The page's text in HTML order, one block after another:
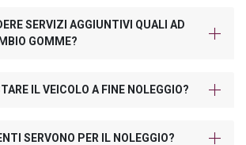
SERVIZI AGGIUNTIVI QUALI AD
GOMME?
IL VEICOLO A FINE NOLEGGIO?
SERVONO PER IL NOLEGGIO?